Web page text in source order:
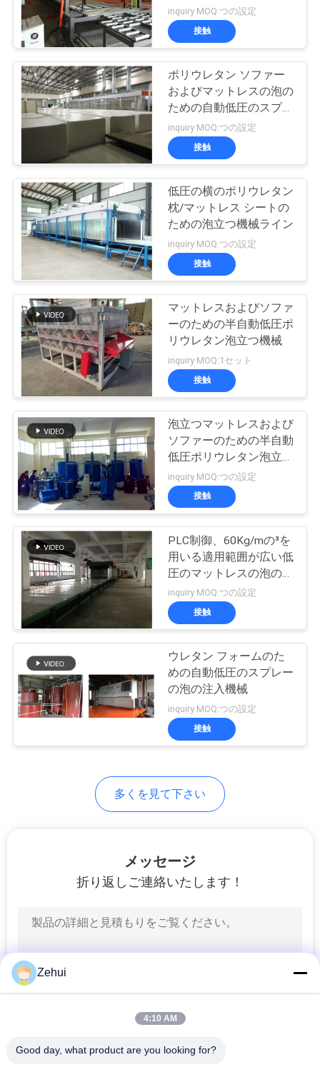
管
達
に
し
な
さ
引
用
を
要
求
し
な
さ
い
地
ポ
リ
ォームの生産機械
inquiry MOQ:つの設定
接触
ポリウレタン ソファー
およびマットレスの泡の
ための自動低圧のスプレ
ーの泡立つ機械
inquiry MOQ:つの設定
接触
低圧の横のポリウレタン
枕/マットレス シートの
ための泡立つ機械ライン
inquiry MOQ:つの設定
接触
マットレスおよびソファ
ーのための半自動低圧ポ
リウレタン泡立つ機械
inquiry MOQ:1セット
接触
泡立つマットレスおよび
ソファーのための半自動
低圧ポリウレタン泡立つ
機械
inquiry MOQ:つの設定
接触
PLC制御、60Kg/mの³を
用いる適用範囲が広い低
圧のマットレスの泡の生
産ライン
inquiry MOQ:つの設定
接触
ウレタン フォームのた
めの自動低圧のスプレー
の泡の注入機械
inquiry MOQ:つの設定
接触
多くを見て下さい
メッセージ
折り返しご連絡いたします！
Zehui
4:10 AM
Good day, what product are you looking for?